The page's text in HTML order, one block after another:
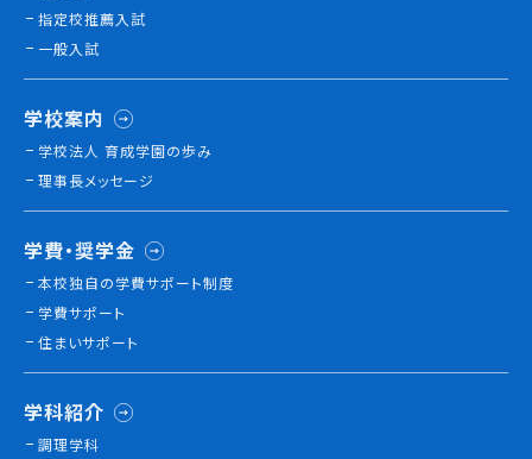
ブログ
アクセス
職員採用情報
情報公開
よくあるご質問
指定校推薦入試
一般入試
学校案内
学校法人 育成学園の歩み
理事長メッセージ
学費・奨学金
本校独⾃の学費サポート制度
学費サポート
住まいサポート
学科紹介
調理学科